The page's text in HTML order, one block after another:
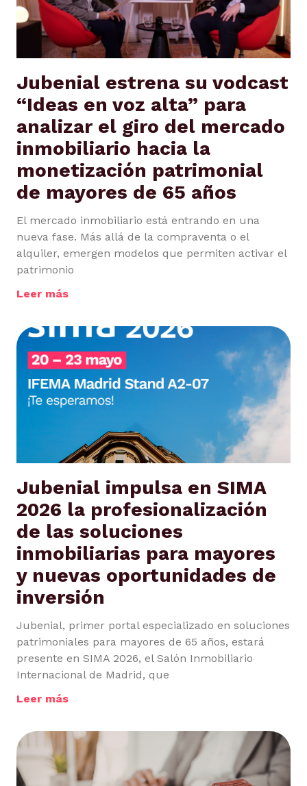
Jubenial estrena su vodcast
“Ideas en voz alta” para
analizar el giro del mercado
inmobiliario hacia la
monetización patrimonial
de mayores de 65 años
El mercado inmobiliario está entrando en una
nueva fase. Más allá de la compraventa o el
alquiler, emergen modelos que permiten activar el
patrimonio
Leer más
Jubenial impulsa en SIMA
2026 la profesionalización
de las soluciones
inmobiliarias para mayores
y nuevas oportunidades de
inversión
Jubenial, primer portal especializado en soluciones
patrimoniales para mayores de 65 años, estará
presente en SIMA 2026, el Salón Inmobiliario
Internacional de Madrid, que
Leer más